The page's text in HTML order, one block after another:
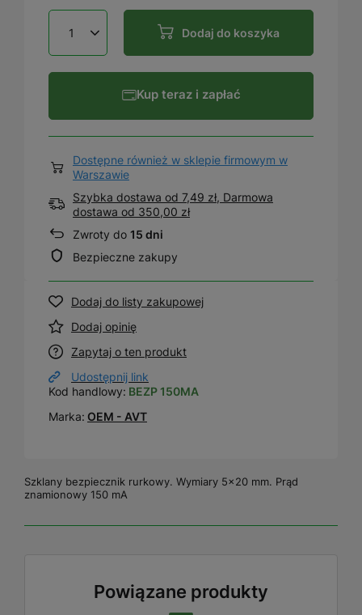
Dodaj do koszyka
Kup teraz i zapłać
Dostępne również w sklepie firmowym w
Warszawie
Szybka dostawa od 7,49 zł, Darmowa
dostawa od 350,00 zł
Zwroty do 15 dni
Bezpieczne zakupy
Dodaj do listy zakupowej
Dodaj opinię
Zapytaj o ten produkt
Udostępnij link
Kod handlowy: BEZP 150MA
Marka: OEM - AVT
Szklany bezpiecznik rurkowy. Wymiary 5x20 mm. Prąd
znamionowy 150 mA
Powiązane produkty